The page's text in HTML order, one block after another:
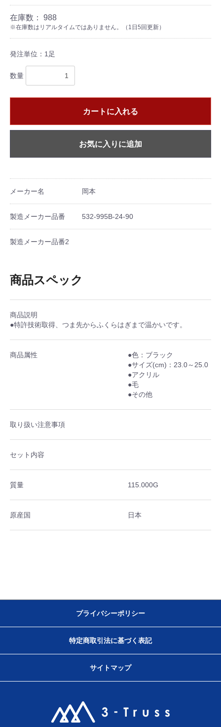
在庫数： 988
※在庫数はリアルタイムではありません。（1日5回更新）
発注単位：1足
数量
カートに入れる
お気に入りに追加
メーカー名 岡本
製造メーカー品番 532-995B-24-90
製造メーカー品番2
商品スペック
商品説明
●特許技術取得、つま先からふくらはぎまで温かいです。
商品属性
●色：ブラック
●サイズ(cm)：23.0～25.0
●アクリル
●毛
●その他
取り扱い注意事項
セット内容
質量 115.000G
原産国 日本
プライバシーポリシー
特定商取引法に基づく表記
サイトマップ